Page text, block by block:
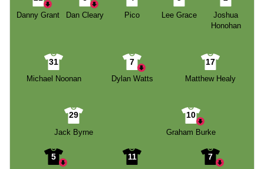
Danny Grant
Dan Cleary
Pico
Lee Grace
Joshua
Honohan
31
Michael Noonan
7
Dylan Watts
17
Matthew Healy
29
Jack Byrne
10
Graham Burke
5
11
7